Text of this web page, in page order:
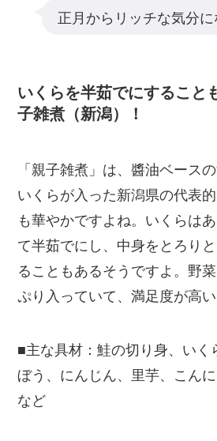
正月からリッチな気分に
いくらを半茹でにすること
子雑煮（新潟）！
「親子雑煮」は、醬油ベース
いくらが入った新潟県の代表
も華やかですよね。いくらは
て半茹でにし、中身をとろり
ることもあるそうですよ。野
ぷり入っていて、満足度が高い
■主な具材：鮭の切り身、いく
ぼう、にんじん、里芋、こん
など